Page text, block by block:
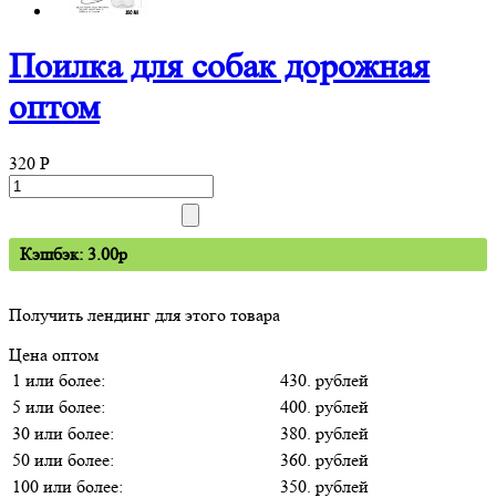
Поилка для собак дорожная
оптом
320 P
Кэшбэк: 3.00p
Получить лендинг для этого товара
Цена оптом
1 или более:
430. рублей
5 или более:
400. рублей
30 или более:
380. рублей
50 или более:
360. рублей
100 или более:
350. рублей